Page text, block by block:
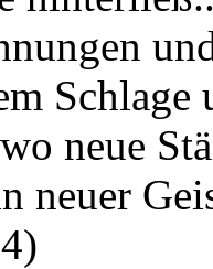
Schlage
neue
neuer